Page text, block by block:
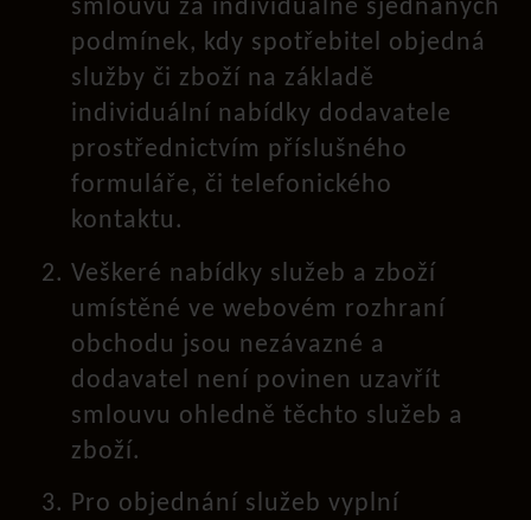
smlouvu za individuálně sjednaných
podmínek, kdy spotřebitel objedná
služby či zboží na základě
individuální nabídky dodavatele
prostřednictvím příslušného
formuláře, či telefonického
kontaktu.
Veškeré nabídky služeb a zboží
umístěné ve webovém rozhraní
obchodu jsou nezávazné a
dodavatel není povinen uzavřít
smlouvu ohledně těchto služeb a
zboží.
Pro objednání služeb vyplní